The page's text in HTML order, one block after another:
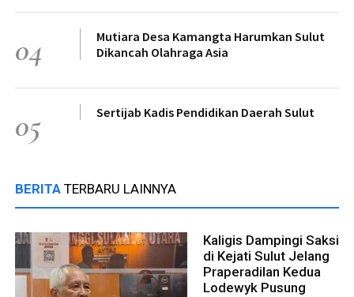
04
Mutiara Desa Kamangta Harumkan Sulut
Dikancah Olahraga Asia
05 Sertijab Kadis Pendidikan Daerah Sulut
BERITA TERBARU LAINNYA
Kaligis Dampingi Saksi
di Kejati Sulut Jelang
Praperadilan Kedua
Lodewyk Pusung